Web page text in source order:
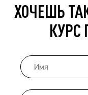
ХОЧЕШЬ
КУРС